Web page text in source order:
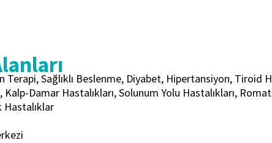
Terapi, Sağlıklı Beslenme, Diyabet, Hipertansiyon, Tiroid
Kalp-Damar Hastalıkları, Solunum Yolu Hastalıkları,
Hastalıklar